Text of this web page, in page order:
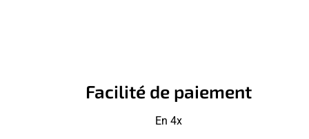
Facilité de paiement
En 4x